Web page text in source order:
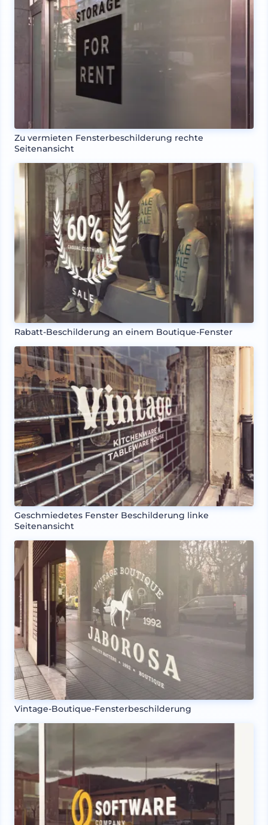
Zu vermieten Fensterbeschilderung rechte
Seitenansicht
Rabatt-Beschilderung an einem Boutique-Fenster
Geschmiedetes Fenster Beschilderung linke
Seitenansicht
Vintage-Boutique-Fensterbeschilderung